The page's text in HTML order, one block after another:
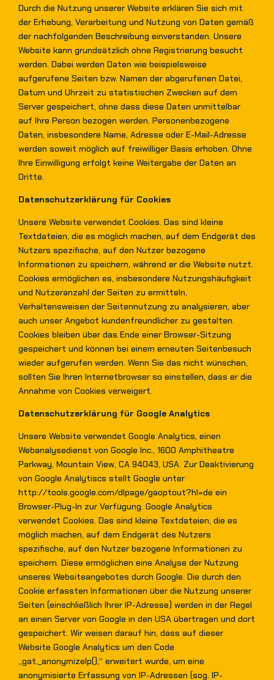
Durch die Nutzung unserer Website erklären Sie sich mit
der Erhebung, Verarbeitung und Nutzung von Daten gemäß
der nachfolgenden Beschreibung einverstanden. Unsere
Website kann grundsätzlich ohne Registrierung besucht
werden. Dabei werden Daten wie beispielsweise
aufgerufene Seiten bzw. Namen der abgerufenen Datei,
Datum und Uhrzeit zu statistischen Zwecken auf dem
Server gespeichert, ohne dass diese Daten unmittelbar
auf Ihre Person bezogen werden. Personenbezogene
Daten, insbesondere Name, Adresse oder E-Mail-Adresse
werden soweit möglich auf freiwilliger Basis erhoben. Ohne
Ihre Einwilligung erfolgt keine Weitergabe der Daten an
Dritte.
Datenschutzerklärung für Cookies
Unsere Website verwendet Cookies. Das sind kleine
Textdateien, die es möglich machen, auf dem Endgerät des
Nutzers spezifische, auf den Nutzer bezogene
Informationen zu speichern, während er die Website nutzt.
Cookies ermöglichen es, insbesondere Nutzungshäufigkeit
und Nutzeranzahl der Seiten zu ermitteln,
Verhaltensweisen der Seitennutzung zu analysieren, aber
auch unser Angebot kundenfreundlicher zu gestalten.
Cookies bleiben über das Ende einer Browser-Sitzung
gespeichert und können bei einem erneuten Seitenbesuch
wieder aufgerufen werden. Wenn Sie das nicht wünschen,
sollten Sie Ihren Internetbrowser so einstellen, dass er die
Annahme von Cookies verweigert.
Datenschutzerklärung für Google Analytics
Unsere Website verwendet Google Analytics, einen
Webanalysedienst von Google Inc., 1600 Amphitheatre
Parkway, Mountain View, CA 94043, USA. Zur Deaktivierung
von Google Analytiscs stellt Google unter
http://tools.google.com/dlpage/gaoptout?hl=de ein
Browser-Plug-In zur Verfügung. Google Analytics
verwendet Cookies. Das sind kleine Textdateien, die es
möglich machen, auf dem Endgerät des Nutzers
spezifische, auf den Nutzer bezogene Informationen zu
speichern. Diese ermöglichen eine Analyse der Nutzung
unseres Websiteangebotes durch Google. Die durch den
Cookie erfassten Informationen über die Nutzung unserer
Seiten (einschließlich Ihrer IP-Adresse) werden in der Regel
an einen Server von Google in den USA übertragen und dort
gespeichert. Wir weisen darauf hin, dass auf dieser
Website Google Analytics um den Code
„gat._anonymizeIp();“ erweitert wurde, um eine
anonymisierte Erfassung von IP-Adressen (sog. IP-